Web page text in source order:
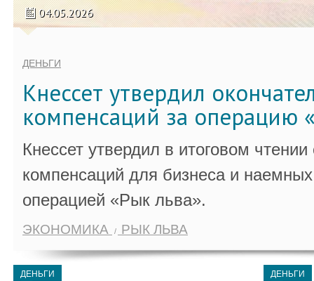
04.05.2026
ДЕНЬГИ
Кнессет утвердил
компенсаций за операцию
Кнессет утвердил в итоговом
компенсаций для бизнеса и
операцией «Рык льва».
ЭКОНОМИКА РЫК ЛЬВА
ДЕНЬГИ ДЕНЬГИ